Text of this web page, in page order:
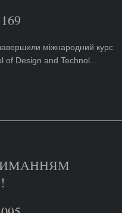
міжнародний курс
of Design and Technol...